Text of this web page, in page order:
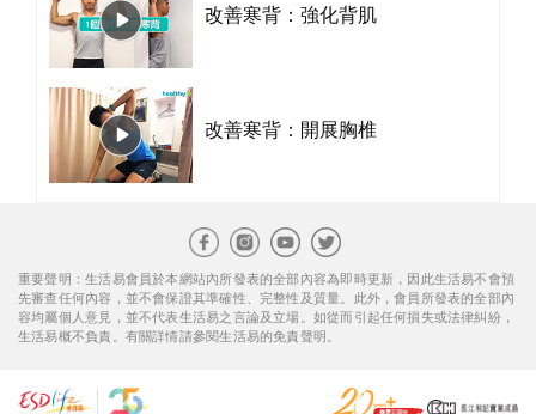
改善寒背：強化背肌
改善寒背：開展胸椎
重要聲明：生活易會員於本網站內所發表的全部內容為即時更新，因此生活易不會預
先審查任何內容，並不會保證其準確性、完整性及質量。此外，會員所發表的全部內
容均屬個人意見，並不代表生活易之言論及立場。如從而引起任何損失或法律糾紛，
生活易概不負責。有關詳情請參閱生活易的免責聲明。